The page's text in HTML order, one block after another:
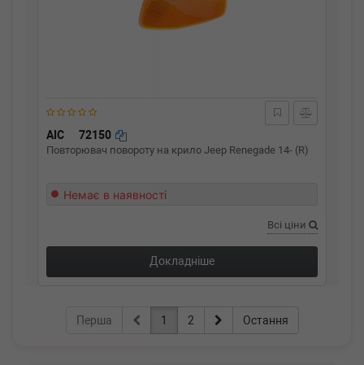
AIC 72150
Повторювач повороту на крило Jeep Renegade 14- (R)
Немає в наявності
Всі ціни
Докладніше
Перша 1 2 Остання